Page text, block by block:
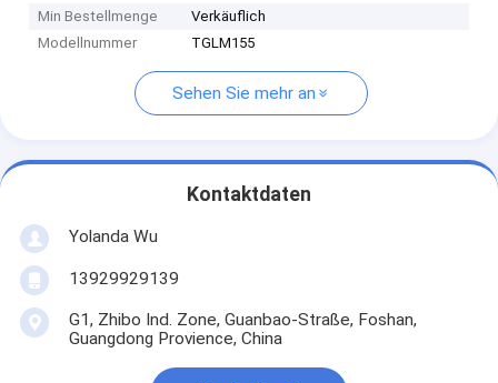
Min Bestellmenge
Verkäuflich
Modellnummer
TGLM155
Sehen Sie mehr an
Kontaktdaten
Yolanda Wu
13929929139
G1, Zhibo Ind. Zone, Guanbao-Straße, Foshan,
Guangdong Provience, China